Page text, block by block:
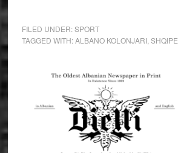
FILED UNDER:SPORT
TAGGED WITH:ALBANO KOLONJARI,